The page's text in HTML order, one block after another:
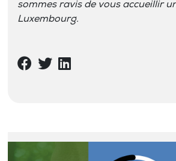
sommes ravis de vous accueillir
Luxembourg.